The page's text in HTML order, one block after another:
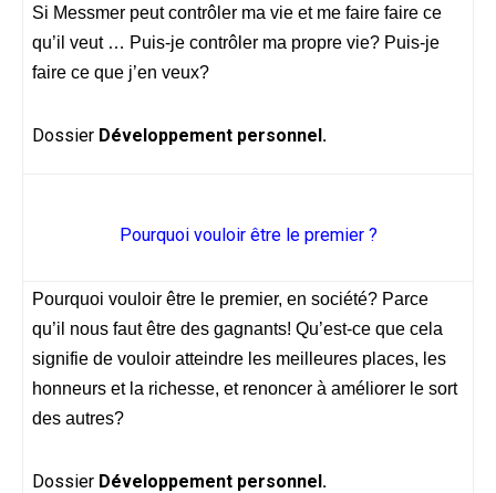
Si Messmer peut contrôler ma vie et me faire faire ce
qu’il veut … Puis-je contrôler ma propre vie? Puis-je
faire ce que j’en veux?
Dossier Développement personnel.
Pourquoi vouloir être le premier ?
Pourquoi vouloir être le premier, en société? Parce
qu’il nous faut être des gagnants! Qu’est-ce que cela
signifie de vouloir atteindre les meilleures places, les
honneurs et la richesse, et renoncer à améliorer le sort
des autres?
Dossier Développement personnel.